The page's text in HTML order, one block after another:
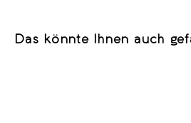
Das könnte Ihnen auch